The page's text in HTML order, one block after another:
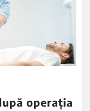
operația